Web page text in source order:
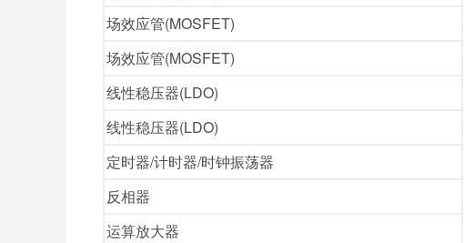
场效应管(MOSFET)
场效应管(MOSFET)
线性稳压器(LDO)
线性稳压器(LDO)
定时器/计时器/时钟振荡器
反相器
运算放大器